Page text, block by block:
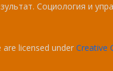
Социология и
licensed under Creative